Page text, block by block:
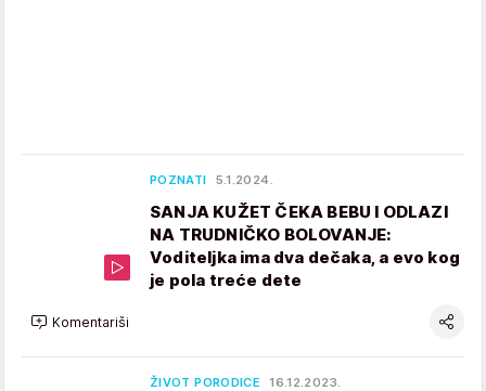
POZNATI 5.1.2024.
SANJA KUŽET ČEKA BEBU I ODLAZI
NA TRUDNIČKO BOLOVANJE:
Voditeljka ima dva dečaka, a evo kog
je pola treće dete
Komentariši
ŽIVOT PORODICE 16.12.2023.